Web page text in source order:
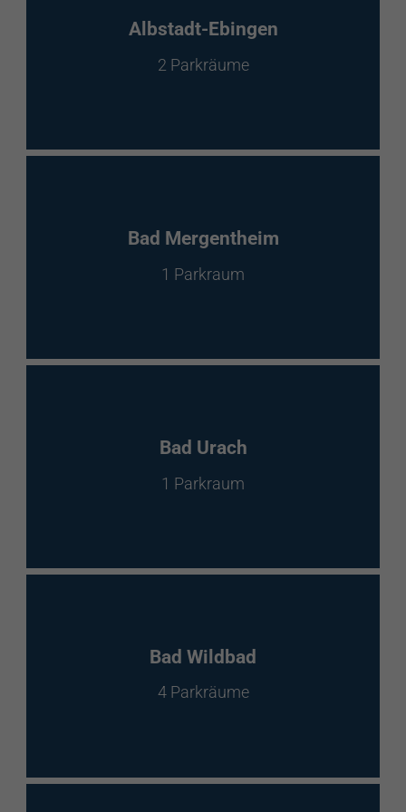
EnBW Mobility
Spontanladen
Albstadt-Ebingen
2 Parkräume
Bad Mergentheim
1 Parkraum
Bad Urach
1 Parkraum
Bad Wildbad
4 Parkräume